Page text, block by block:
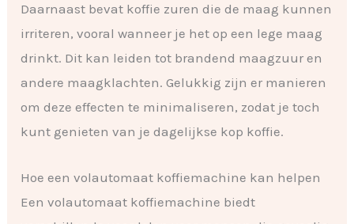
Daarnaast bevat koffie zuren die de maag kunnen
irriteren, vooral wanneer je het op een lege maag
drinkt. Dit kan leiden tot brandend maagzuur en
andere maagklachten. Gelukkig zijn er manieren
om deze effecten te minimaliseren, zodat je toch
kunt genieten van je dagelijkse kop koffie.
Hoe een volautomaat koffiemachine kan helpen
Een volautomaat koffiemachine biedt